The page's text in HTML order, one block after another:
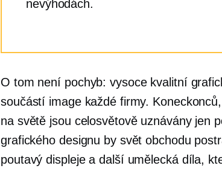
nevýhodách.
O tom není pochyb:vysoce kvalitní
součástí image každé firmy.
na světě jsou celosvětově uznávány jen
grafického designu by svět obchodu
poutavý displeje a další umělecká díla,